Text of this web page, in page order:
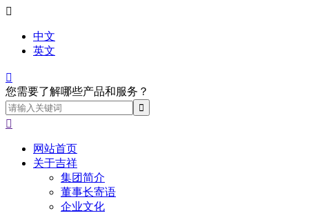

中文
英文

您需要了解哪些产品和服务？

网站首页
关于吉祥
集团简介
董事长寄语
企业文化